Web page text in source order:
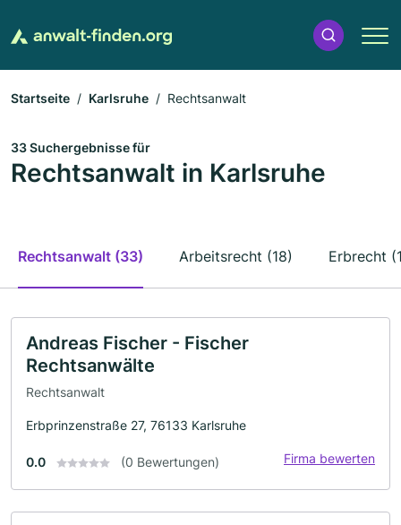
Startseite Karlsruhe Rechtsanwalt
33 Suchergebnisse für
Rechtsanwalt in Karlsruhe
Rechtsanwalt (33) Arbeitsrecht (18) Erbrecht
Andreas Fischer - Fischer
Rechtsanwälte
Rechtsanwalt
Erbprinzenstraße 27, 76133 Karlsruhe
0.0 (0 Bewertungen) Firma bewerten